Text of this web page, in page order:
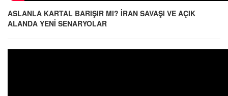
ASLANLA KARTAL BARIŞIR MI? İRAN SAVAŞI VE AÇIK
ALANDA YENİ SENARYOLAR